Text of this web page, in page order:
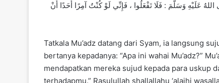
عَلَيْهِ وَسَلَّمَ : فَلَا تَفْعَلُوا ، فَإِنِّي لَوْ كُنْتُ آمِرًا أَحَدًا أَنْ
Tatkala Mu’adz datang dari Syam, ia langsung
bertanya kepadanya: “Apa ini wahai Mu’adz?”
mendapatkan mereka sujud kepada para uskup
terhadapmu.” Rasulullah shallallahu ‘alaihi